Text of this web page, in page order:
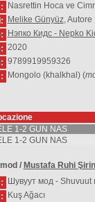
Nasrettin Hoca ve
Melike Günyüz, Autore
Нэпко Кидс - Nepko
2020
9789919959326
Mongolo (khalkhal) (
1-2 GUN NAS
1-2 GUN NAS
/ Mustafa Ruhi Şirin
Шувуут мод - Shuvuut
Kuş Ağacı